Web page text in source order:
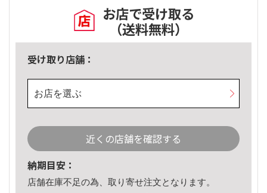
お店で受け取る
（送料無料）
受け取り店舗：
お店を選ぶ
近くの店舗を確認する
納期目安：
店舗在庫不足の為、取り寄せ注文となります。